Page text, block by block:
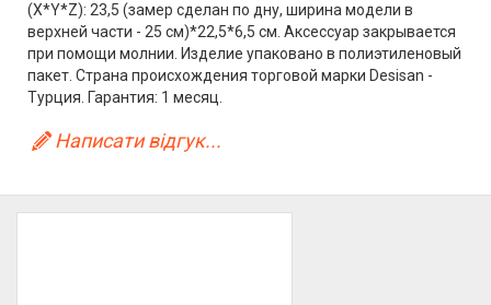
(X*Y*Z): 23,5 (замер сделан по дну, ширина модели в
верхней части - 25 см)*22,5*6,5 см. Аксессуар закрывается
при помощи молнии. Изделие упаковано в полиэтиленовый
пакет. Страна происхождения торговой марки Desisan -
Турция. Гарантия: 1 месяц.
Написати відгук...